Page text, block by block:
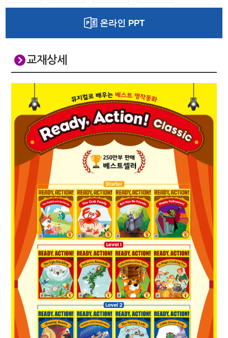
온라인 PPT
교재상세